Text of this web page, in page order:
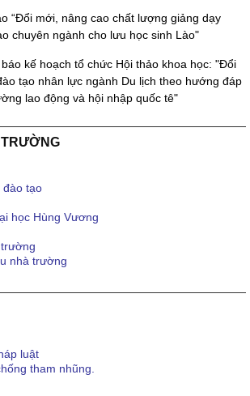
“Đổi mới, nâng cao chất lượng giảng dạy
chuyên ngành cho lưu học sinh Lào"
kế hoạch tổ chức Hội thảo khoa học: "Đổi
tạo nhân lực ngành Du lịch theo hướng đáp
lao động và hội nhập quốc tê"
đào tạo
học Hùng Vương
nhà trường
luật
tham nhũng.